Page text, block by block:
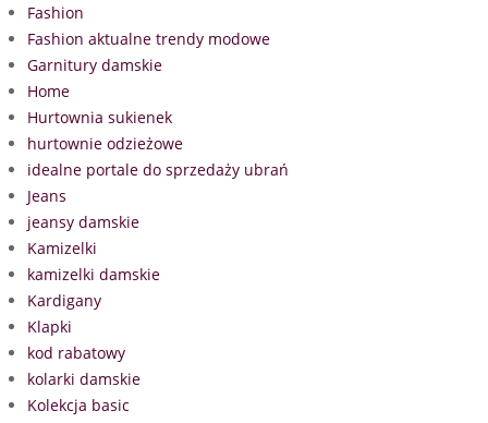
Fashion
Fashion aktualne trendy modowe
Garnitury damskie
Home
Hurtownia sukienek
hurtownie odzieżowe
idealne portale do sprzedaży ubrań
Jeans
jeansy damskie
Kamizelki
kamizelki damskie
Kardigany
Klapki
kod rabatowy
kolarki damskie
Kolekcja basic